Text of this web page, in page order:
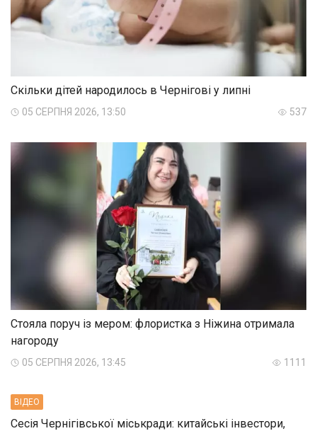
Скільки дітей народилось в Чернігові у липні
05 СЕРПНЯ 2026, 13:50 537
Стояла поруч із мером: флористка з Ніжина отримала
нагороду
05 СЕРПНЯ 2026, 13:45 1111
ВIДЕО
Сесія Чернігівської міськради: китайські інвестори,